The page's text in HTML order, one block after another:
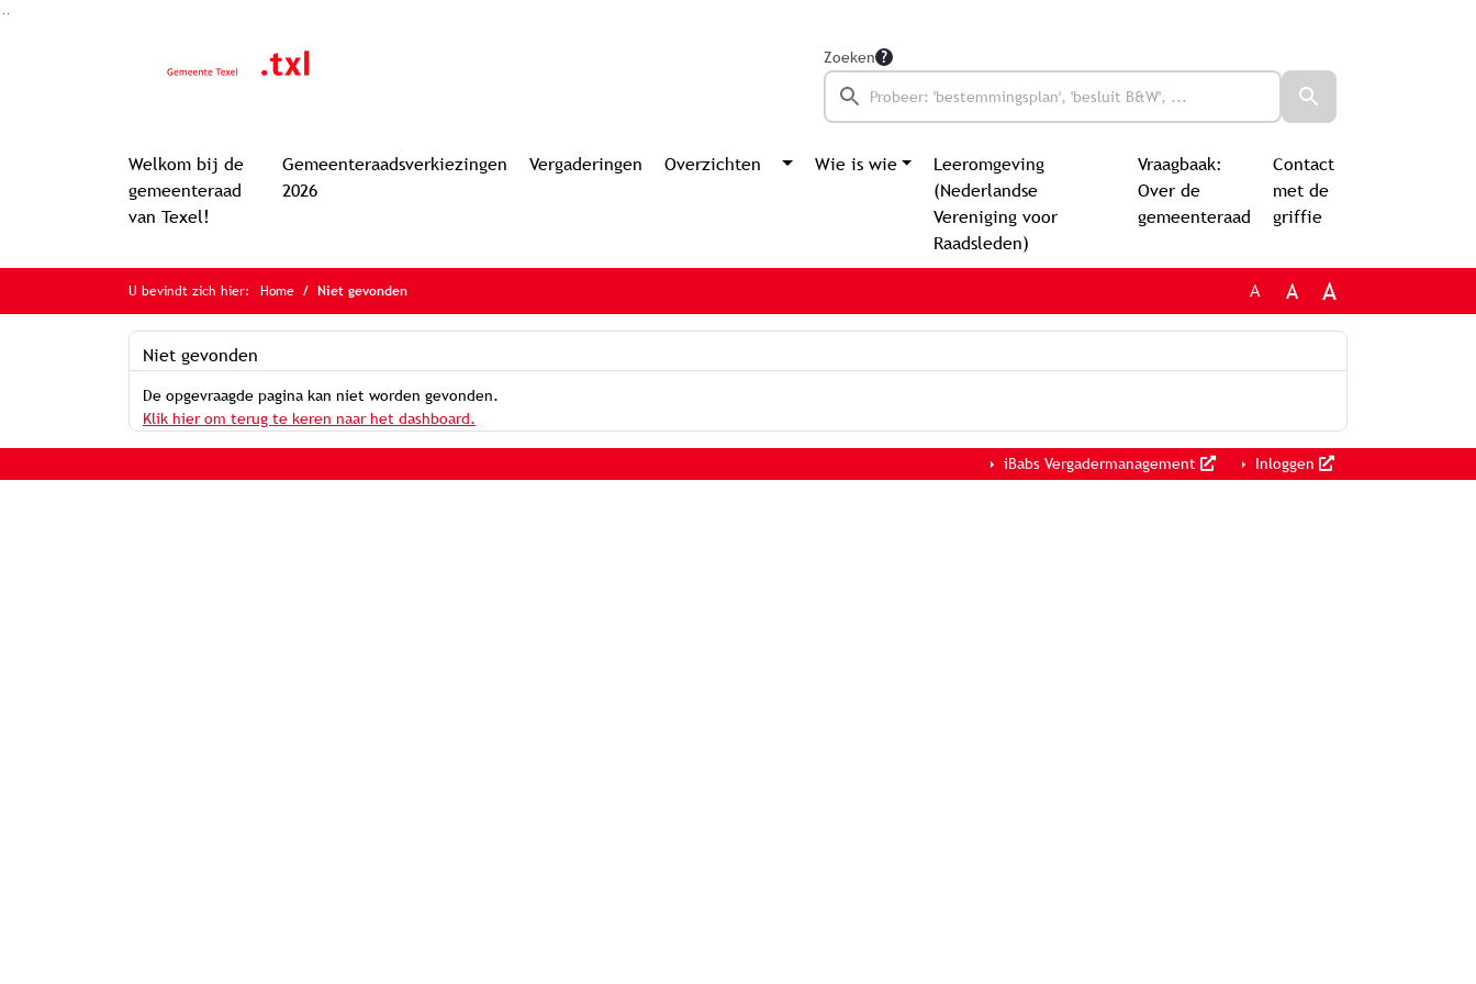
Zoeken
Welkom bij de
gemeenteraad
van Texel!
Gemeenteraadsverkiezingen
2026
Vergaderingen Overzichten Wie is wie
Leeromgeving
(Nederlandse
Vereniging voor
Raadsleden)
Vraagbaak:
Over de
gemeenteraad
Contact
met de
griffie
U bevindt zich hier: Home Niet gevonden A A A
Niet gevonden
De opgevraagde pagina kan niet worden gevonden.
Klik hier om terug te keren naar het dashboard.
iBabs Vergadermanagement Inloggen